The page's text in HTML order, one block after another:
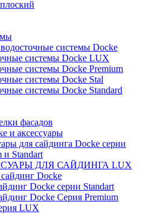
системы Docke
системы Docke LUX
системы Docke Premium
системы Docke Stal
системы Docke Standard
фасадов
и аксессуары
для сайдинга Docke серии
и Standart
ДЛЯ САЙДИНГА LUX
Docke
Docke серии Standart
Docke Серия Premium
LUX